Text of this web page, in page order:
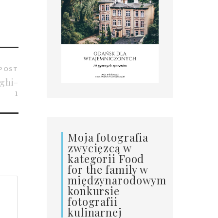
1
Moja fotografia
zwycięzcą w
kategorii Food
for the family w
międzynarodowym
konkursie
fotografii
kulinarnej